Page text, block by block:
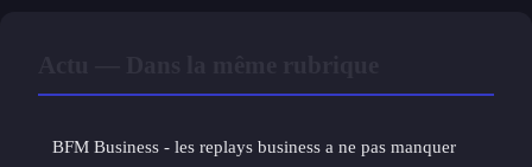
BFM Business - les replays business a ne pas manquer